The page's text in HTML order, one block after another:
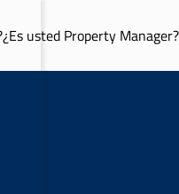
¿Es usted Property Manager?